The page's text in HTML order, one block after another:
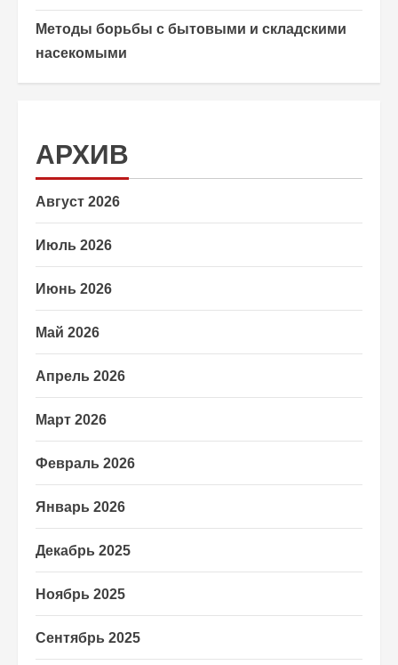
Методы борьбы с бытовыми и складскими
насекомыми
АРХИВ
Август 2026
Июль 2026
Июнь 2026
Май 2026
Апрель 2026
Март 2026
Февраль 2026
Январь 2026
Декабрь 2025
Ноябрь 2025
Сентябрь 2025